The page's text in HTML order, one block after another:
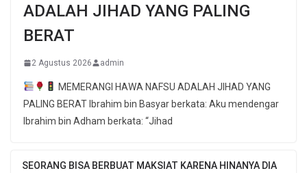
ADALAH JIHAD YANG PALING
BERAT
2 Agustus 2026 admin
MEMERANGI HAWA NAFSU ADALAH JIHAD YANG
PALING BERAT Ibrahim bin Basyar berkata: Aku mendengar
Ibrahim bin Adham berkata: “Jihad
SEORANG BISA BERBUAT MAKSIAT KARENA HINANYA DIA